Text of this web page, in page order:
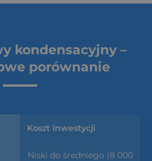
kondensacyjny –
porównanie
Koszt inwestycji
Niski do średniego (8 000